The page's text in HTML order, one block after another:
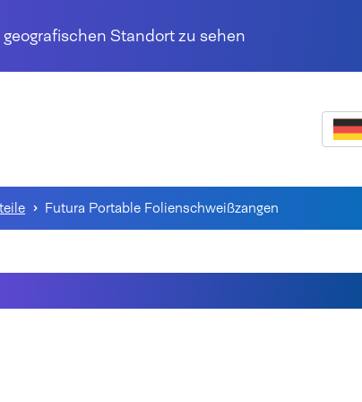
Standort zu sehen
Futura Portable Folienschweißzangen